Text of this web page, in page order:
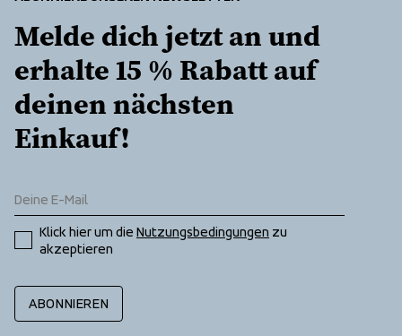
Melde dich jetzt an und
erhalte 15 % Rabatt auf
deinen nächsten
Einkauf!
Klick hier um die Nutzungsbedingungen zu
akzeptieren
ABONNIEREN